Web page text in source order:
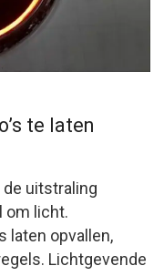
te laten
uitstraling
om licht.
laten opvallen,
Lichtgevende